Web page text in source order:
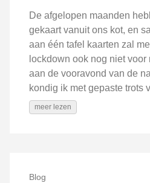
De afgelopen maanden
gekaart vanuit ons kot, en
aan één tafel kaarten zal
lockdown ook nog niet
aan de vooravond van de
kondig ik met gepaste trots
meer lezen
Blog